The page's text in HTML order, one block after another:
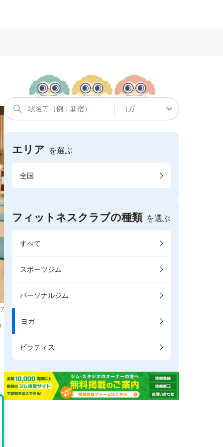
エリア を選ぶ
全国
フィットネスクラブの種類 を選ぶ
すべて
スポーツジム
パーソナルジム
ヨガ
ピラティス